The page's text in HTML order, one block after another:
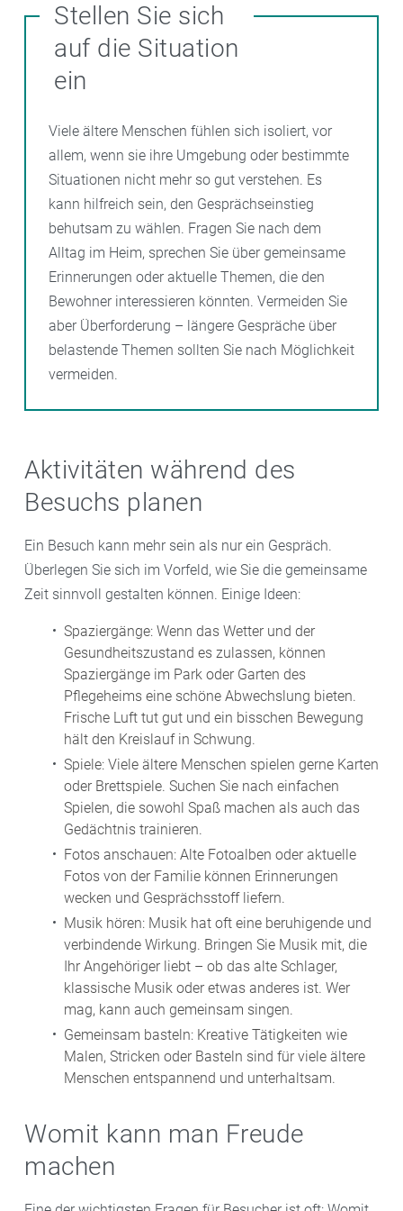
Corona. Außerdem gilt § 35 IfSG weiter, wonach
Einrichtungen der Pflege die nach dem Stand der
medizinischen Wissenschaft und der
Pflegewissenschaft erforderlichen Maßnahmen zu
und die Weiterverbreitung von Krankheitserregern zu
vermeiden. Es ist daher denkbar, dass einige
Einrichtungsleitungen unter Berufung auf ihr
Hausrecht auch weiterhin das Tragen einer Maske
verlangen.
es vorkommen, dass Ihr Angehöriger manchmal
weniger aufnahmefähig ist oder sich nicht über den
Besuch freut, wie Sie es vielleicht erwarten. Das kann
Beschwerden bis hin zu altersbedingten
Einschränkungen.
Demenz, altersbedingte Veränderungen und die
Umstellung auf das Leben im Heim können das
Verhalten beeinflussen. Zeigen Sie Geduld und
Verständnis. Statt auf feste Reaktionen zu hoffen,
konzentrieren Sie sich darauf, den Moment zu
genießen und einfach da zu sein. Für den Bewohner
kann allein Ihre Anwesenheit schon viel bedeuten,
auch wenn er es nicht direkt zeigt.
Stellen Sie sich
auf die Situation
ein
Viele ältere Menschen fühlen sich isoliert, vor
allem, wenn sie ihre Umgebung oder bestimmte
Situationen nicht mehr so gut verstehen. Es
kann hilfreich sein, den Gesprächseinstieg
behutsam zu wählen. Fragen Sie nach dem
Alltag im Heim, sprechen Sie über gemeinsame
Erinnerungen oder aktuelle Themen, die den
Bewohner interessieren könnten. Vermeiden Sie
aber Überforderung – längere Gespräche über
belastende Themen sollten Sie nach Möglichkeit
vermeiden.
Aktivitäten während des
Besuchs planen
Ein Besuch kann mehr sein als nur ein Gespräch.
Überlegen Sie sich im Vorfeld, wie Sie die gemeinsame
Zeit sinnvoll gestalten können. Einige Ideen:
Spaziergänge: Wenn das Wetter und der
Gesundheitszustand es zulassen, können
Spaziergänge im Park oder Garten des
Pflegeheims eine schöne Abwechslung bieten.
Frische Luft tut gut und ein bisschen Bewegung
hält den Kreislauf in Schwung.
Spiele: Viele ältere Menschen spielen gerne Karten
oder Brettspiele. Suchen Sie nach einfachen
Spielen, die sowohl Spaß machen als auch das
Gedächtnis trainieren.
Fotos anschauen: Alte Fotoalben oder aktuelle
Fotos von der Familie können Erinnerungen
wecken und Gesprächsstoff liefern.
Musik hören: Musik hat oft eine beruhigende und
verbindende Wirkung. Bringen Sie Musik mit, die
Ihr Angehöriger liebt – ob das alte Schlager,
klassische Musik oder etwas anderes ist. Wer
mag, kann auch gemeinsam singen.
Gemeinsam basteln: Kreative Tätigkeiten wie
Malen, Stricken oder Basteln sind für viele ältere
Menschen entspannend und unterhaltsam.
Womit kann man Freude
machen